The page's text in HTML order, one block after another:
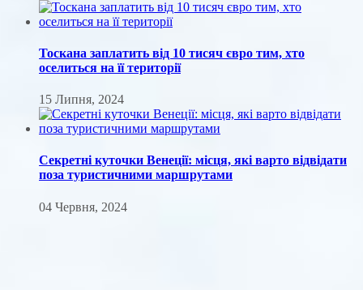
Тоскана заплатить від 10 тисяч євро тим, хто
оселиться на її території
15 Липня, 2024
Секретні куточки Венеції: місця, які варто відвідати
поза туристичними маршрутами
04 Червня, 2024